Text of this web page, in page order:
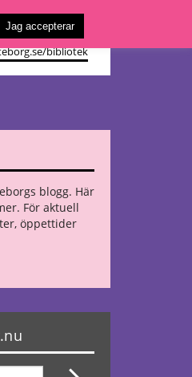
logga in på ditt
nå övriga
bibliotek
blogg. Här
För aktuell
öppettider
Jag accepterar